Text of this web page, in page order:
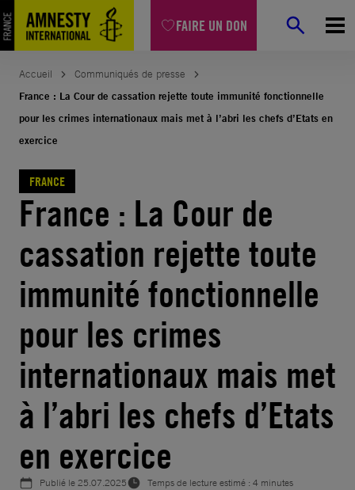
FAIRE UN DON
Aller
au
contenu
Accueil
Communiqués de presse
France : La Cour de cassation rejette toute immunité fonctionnelle
pour les crimes internationaux mais met à l’abri les chefs d’Etats en
exercice
FRANCE
France : La Cour de
cassation rejette toute
immunité fonctionnelle
pour les crimes
internationaux mais met
à l’abri les chefs d’Etats
en exercice
Publié le25.07.2025
Temps de lecture estimé : 4 minutes